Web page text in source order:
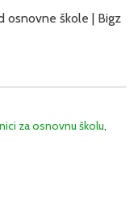
osnovne škole | Bigz
za osnovnu školu,